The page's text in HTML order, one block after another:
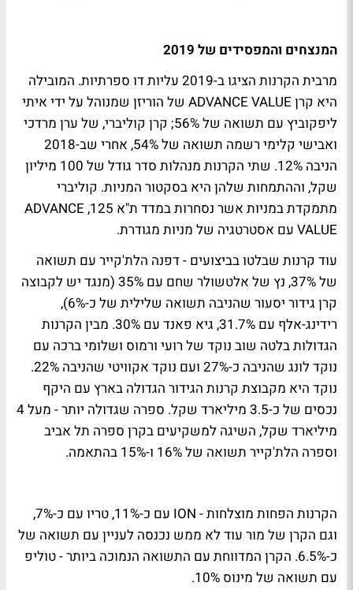
המנצחים והמפסידים של 2019
מרבית הקרנות הציגו ב-2019 עליות דו ספרתיות. המובילה
היא קרן ADVANCE VALUE של הוריזן שמנוהל על ידי איתי
ליפקוביץ עם תשואה של 56%; קרן קוליברי, של ערן מרדכי
ואבישי קלימי רשמה תשואה של 54%, אחרי שב-2018
הניבה 12%. שתי הקרנות מנהלות סדר גודל של 100 מיליון
שקל, וההתמחות שלהן היא בסקטור המניות. קוליברי
מתמקדת במניות אשר נסחרות במדד ת"א 125, ADVANCE
VALUE עם אסטרטגיה של מניות מגודרת.
עוד קרנות שבלטו בביצועים - דפנה הלת'קייר עם תשואה
של 37%, נץ של אלטשולר שחם עם 35% (מנגד יש לקבוצה
קרן גידור יסעור שהניבה תשואה שלילית של כ-6%),
רידינג-אלף עם 31.7%, גיא פאנד עם 30%. מבין הקרנות
הגדולות בלטה שוב נוקד של רועי ורמוס ושלומי ברכה עם
נוקד לונג שהניבה כ-27% ועם נוקד אקוויטי שהניבה 22%.
נוקד היא מקבוצת קרנות הגידור הגדולה בארץ עם היקף
נכסים של כ-3.5 מיליארד שקל. ספרה שגדולה יותר - מעל 4
מיליארד שקל, השיגה למשקיעים בקרן ספרה תל אביב
וספרה הלת'קייר תשואה של 16% ו-15% בהתאמה.
הקרנות הפחות מוצלחות - ION עם כ-11%, טריו עם כ-7%,
וגם הקרן של מור עוד לא ממש נכנסה לעניין עם תשואה של
כ-6.5%. הקרן המדווחת עם התשואה הנמוכה ביותר - טוליפ
עם תשואה של מינוס 10%.